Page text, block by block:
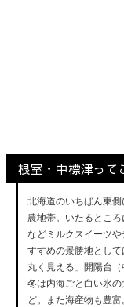
根室・中標津って
北海道のいちばん東
農地帯。いたるとこ
などミルクスイーツ
すすめの景勝地とし
丸く見える」開陽台
冬は内海ごと白い氷
ど。また海産物も豊